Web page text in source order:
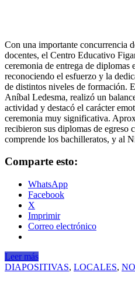
Con una importante concurrencia
docentes, el Centro Educativo
ceremonia de entrega de
reconociendo el esfuerzo y la
de distintos niveles de formación.
Aníbal Ledesma, realizó un
actividad y destacó el carácter
ceremonia muy significativa.
recibieron sus diplomas de egreso
comprende los bachilleratos, y al
Comparte esto:
WhatsApp
Facebook
X
Imprimir
Correo electrónico
Leer más
DIAPOSITIVAS, LOCALES,